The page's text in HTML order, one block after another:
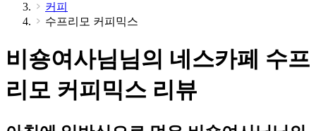
커피
수프리모 커피믹스
비숑여사님님의 네스카페 수프
리모 커피믹스 리뷰